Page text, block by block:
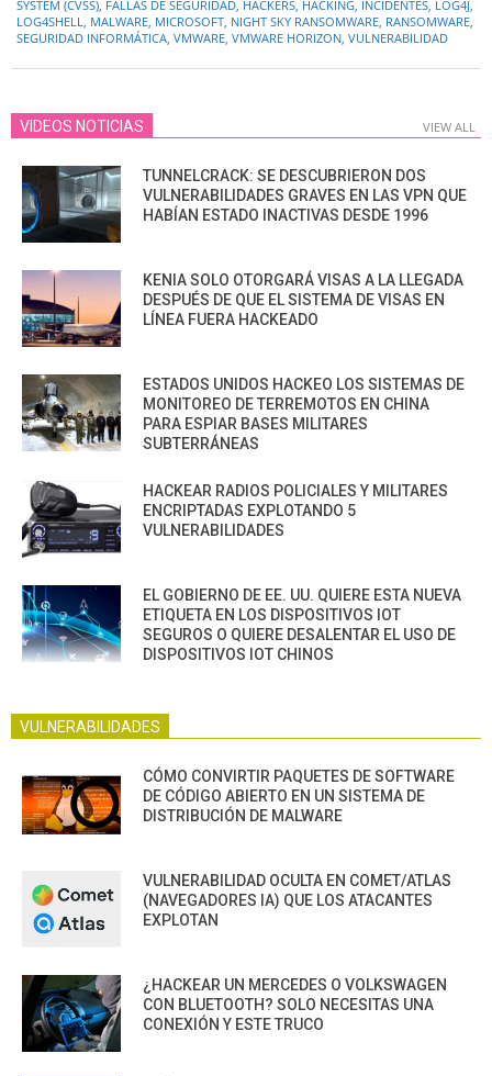
11
SYSTEM (CVSS), FALLAS DE SEGURIDAD, HACKERS, HACKING, INCIDENTES, LOG4J,
LOG4SHELL, MALWARE, MICROSOFT, NIGHT SKY RANSOMWARE, RANSOMWARE,
SEGURIDAD INFORMÁTICA, VMWARE, VMWARE HORIZON, VULNERABILIDAD
VIDEOS NOTICIAS VIEW ALL
TUNNELCRACK: SE DESCUBRIERON DOS
VULNERABILIDADES GRAVES EN LAS VPN QUE
HABÍAN ESTADO INACTIVAS DESDE 1996
KENIA SOLO OTORGARÁ VISAS A LA LLEGADA
DESPUÉS DE QUE EL SISTEMA DE VISAS EN
LÍNEA FUERA HACKEADO
ESTADOS UNIDOS HACKEO LOS SISTEMAS DE
MONITOREO DE TERREMOTOS EN CHINA
PARA ESPIAR BASES MILITARES
SUBTERRÁNEAS
HACKEAR RADIOS POLICIALES Y MILITARES
ENCRIPTADAS EXPLOTANDO 5
VULNERABILIDADES
EL GOBIERNO DE EE. UU. QUIERE ESTA NUEVA
ETIQUETA EN LOS DISPOSITIVOS IOT
SEGUROS O QUIERE DESALENTAR EL USO DE
DISPOSITIVOS IOT CHINOS
VULNERABILIDADES
CÓMO CONVIRTIR PAQUETES DE SOFTWARE
DE CÓDIGO ABIERTO EN UN SISTEMA DE
DISTRIBUCIÓN DE MALWARE
VULNERABILIDAD OCULTA EN COMET/ATLAS
(NAVEGADORES IA) QUE LOS ATACANTES
EXPLOTAN
¿HACKEAR UN MERCEDES O VOLKSWAGEN
CON BLUETOOTH? SOLO NECESITAS UNA
CONEXIÓN Y ESTE TRUCO